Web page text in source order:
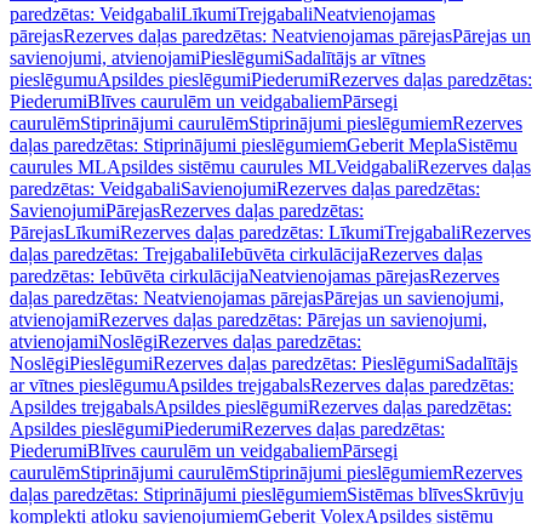
paredzētas: VeidgabaliLīkumiTrejgabaliNeatvienojamas
pārejasRezerves daļas paredzētas: Neatvienojamas pārejasPārejas un
savienojumi, atvienojamiPieslēgumiSadalītājs ar vītnes
pieslēgumuApsildes pieslēgumiPiederumiRezerves daļas paredzētas:
PiederumiBlīves caurulēm un veidgabaliemPārsegi
caurulēmStiprinājumi caurulēmStiprinājumi pieslēgumiemRezerves
daļas paredzētas: Stiprinājumi pieslēgumiemGeberit MeplaSistēmu
caurules MLApsildes sistēmu caurules MLVeidgabaliRezerves daļas
paredzētas: VeidgabaliSavienojumiRezerves daļas paredzētas:
SavienojumiPārejasRezerves daļas paredzētas:
PārejasLīkumiRezerves daļas paredzētas: LīkumiTrejgabaliRezerves
daļas paredzētas: TrejgabaliIebūvēta cirkulācijaRezerves daļas
paredzētas: Iebūvēta cirkulācijaNeatvienojamas pārejasRezerves
daļas paredzētas: Neatvienojamas pārejasPārejas un savienojumi,
atvienojamiRezerves daļas paredzētas: Pārejas un savienojumi,
atvienojamiNoslēgiRezerves daļas paredzētas:
NoslēgiPieslēgumiRezerves daļas paredzētas: PieslēgumiSadalītājs
ar vītnes pieslēgumuApsildes trejgabalsRezerves daļas paredzētas:
Apsildes trejgabalsApsildes pieslēgumiRezerves daļas paredzētas:
Apsildes pieslēgumiPiederumiRezerves daļas paredzētas:
PiederumiBlīves caurulēm un veidgabaliemPārsegi
caurulēmStiprinājumi caurulēmStiprinājumi pieslēgumiemRezerves
daļas paredzētas: Stiprinājumi pieslēgumiemSistēmas blīvesSkrūvju
komplekti atloku savienojumiemGeberit VolexApsildes sistēmu